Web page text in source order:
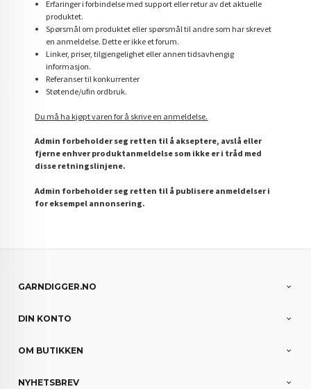
Erfaringer i forbindelse med support eller retur av det aktuelle
produktet.
Spørsmål om produktet eller spørsmål til andre som har skrevet
en anmeldelse. Dette er ikke et forum.
Linker, priser, tilgjengelighet eller annen tidsavhengig
informasjon.
Referanser til konkurrenter
Støtende/ufin ordbruk.
Du må ha kjøpt varen for å skrive en anmeldelse.
Admin forbeholder seg retten til å akseptere, avslå eller
fjerne enhver produktanmeldelse som ikke er i tråd med
disse retningslinjene.
Admin forbeholder seg retten til å publisere anmeldelser i
for eksempel annonsering.
GARNDIGGER.NO
DIN KONTO
OM BUTIKKEN
NYHETSBREV